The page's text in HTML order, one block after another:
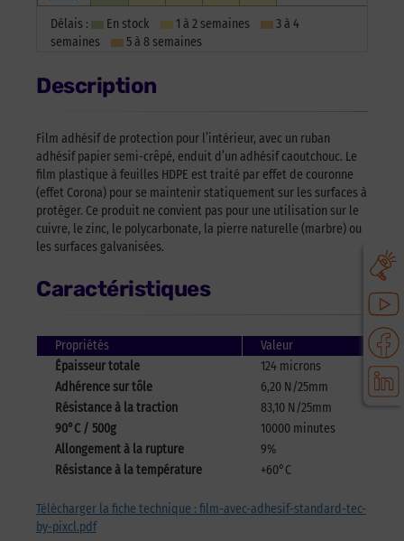
Délais : En stock 1 à 2 semaines
3 à 4
semaines
5 à 8 semaines
Description
Film adhésif de protection pour l’intérieur, avec un ruban
adhésif papier semi-crêpé, enduit d’un adhésif caoutchouc. Le
film plastique à feuilles HDPE est traité par effet de couronne
(effet Corona) pour se maintenir statiquement sur les surfaces à
protéger. Ce produit ne convient pas pour une utilisation sur le
cuivre, le zinc, le polycarbonate, la pierre naturelle (marbre) ou
les surfaces galvanisées.
Caractéristiques
Propriétés
Valeur
Épaisseur totale
124 microns
Adhérence sur tôle
6,20 N/25mm
Résistance à la traction
83,10 N/25mm
90°C / 500g
10000 minutes
Allongement à la rupture
9%
Résistance à la température
+60°C
Télécharger la fiche technique : film-avec-adhesif-standard-tec-
by-pixcl.pdf